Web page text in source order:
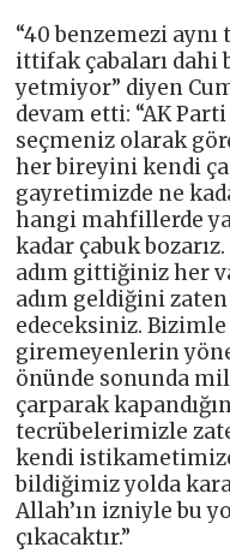
“40 benzemezi
ittifak çabaları dahi
yetmiyor” diyen
devam etti: “AK
seçmeniz olarak
her bireyini kendi
gayretimizde ne
hangi mahfillerde
kadar çabuk
adım gittiğiniz her
adım geldiğini
edeceksiniz. Bizimle
giremeyenlerin
önünde sonunda
çarparak
tecrübelerimizle
kendi
bildiğimiz yolda
Allah’ın izniyle bu
çıkacaktır.”